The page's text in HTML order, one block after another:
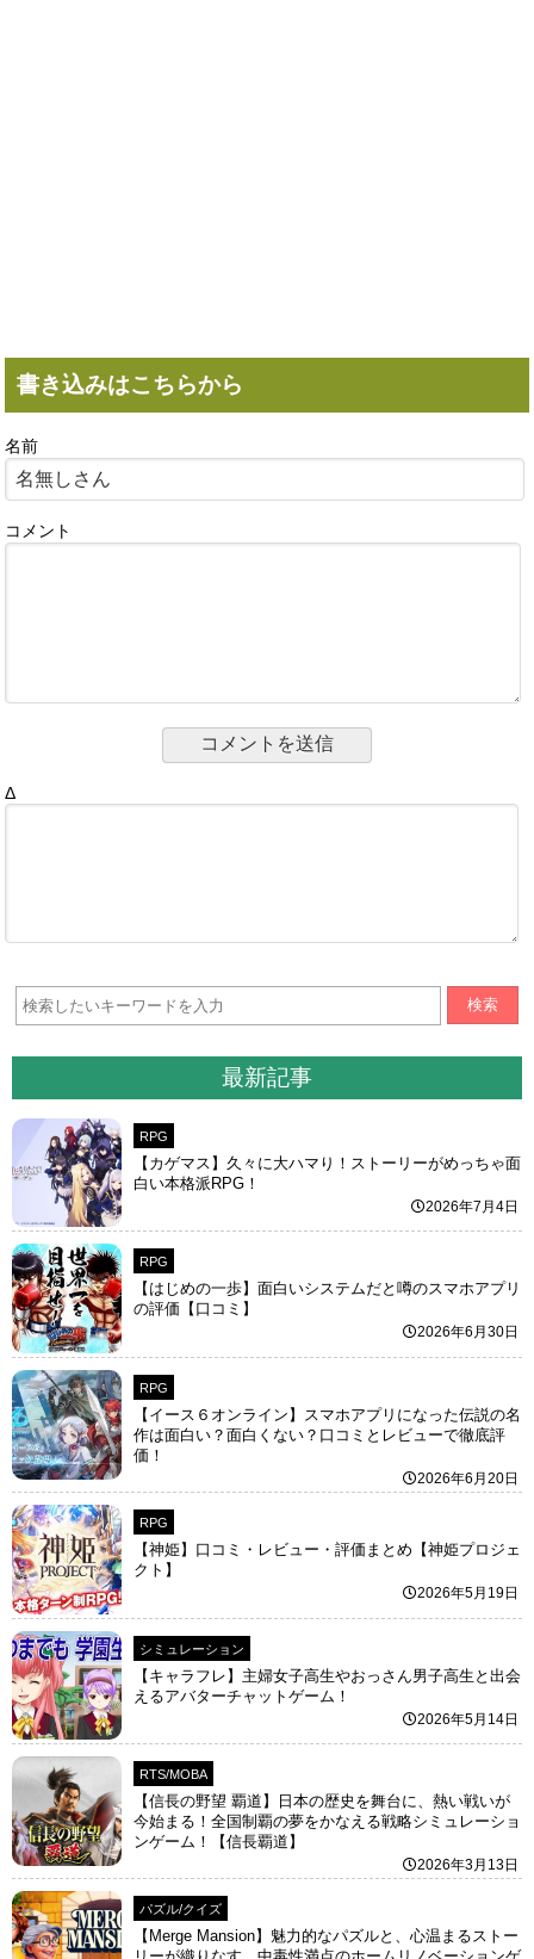
書き込みはこちらから
名前
コメント
Δ
検索
最新記事
RPG
【カゲマス】久々に大ハマり！ストーリーがめっちゃ面
白い本格派RPG！
2026年7月4日
RPG
【はじめの一歩】面白いシステムだと噂のスマホアプリ
の評価【口コミ】
2026年6月30日
RPG
【イース６オンライン】スマホアプリになった伝説の名
作は面白い？面白くない？口コミとレビューで徹底評
価！
2026年6月20日
RPG
【神姫】口コミ・レビュー・評価まとめ【神姫プロジェ
クト】
2026年5月19日
シミュレーション
【キャラフレ】主婦女子高生やおっさん男子高生と出会
えるアバターチャットゲーム！
2026年5月14日
RTS/MOBA
【信長の野望 覇道】日本の歴史を舞台に、熱い戦いが
今始まる！全国制覇の夢をかなえる戦略シミュレーショ
ンゲーム！【信長覇道】
2026年3月13日
パズル/クイズ
【Merge Mansion】魅力的なパズルと、心温まるストー